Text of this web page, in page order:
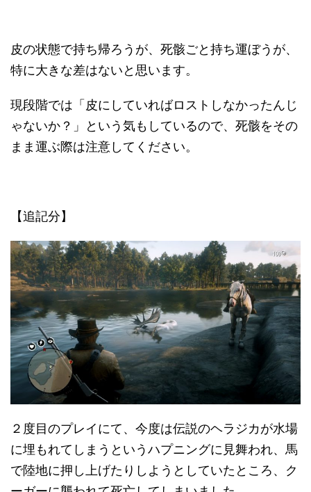
皮の状態で持ち帰ろうが、死骸ごと持ち運ぼうが、
特に大きな差はないと思います。
現段階では「皮にしていればロストしなかったんじ
ゃないか？」という気もしているので、死骸をその
まま運ぶ際は注意してください。
【追記分】
２度目のプレイにて、今度は伝説のヘラジカが水場
に埋もれてしまうというハプニングに見舞われ、馬
で陸地に押し上げたりしようとしていたところ、ク